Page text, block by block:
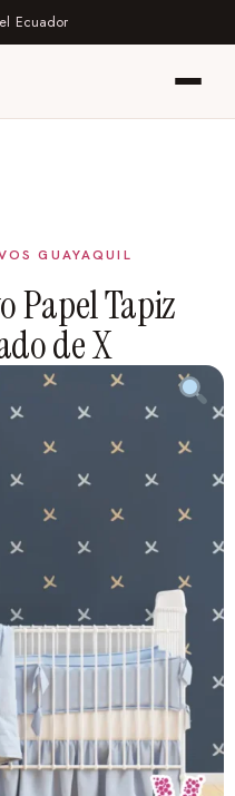
Ecuador
Papel Tapiz
de X